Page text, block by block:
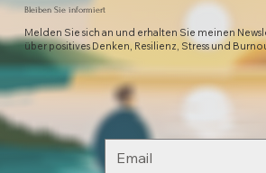
Bleiben Sie informiert
Melden Sie sich an und erhalten Sie meinen
über positives Denken, Resilienz, Stress und